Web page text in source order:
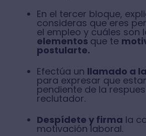
En el tercer bloque,
consideras que eres
el empleo y cuáles son
elementos que te
postularte.
Efectúa un llamado a
para expresar que
pendiente de la
reclutador.
Despídete y firma la
motivación laboral.